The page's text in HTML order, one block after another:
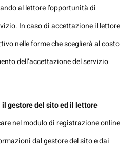
al lettore l’opportunità di
In caso di accettazione il lettore
nelle forme che sceglierà al costo
dell’accettazione del servizio
gestore del sito ed il lettore
nel modulo di registrazione online
dal gestore del sito e dai